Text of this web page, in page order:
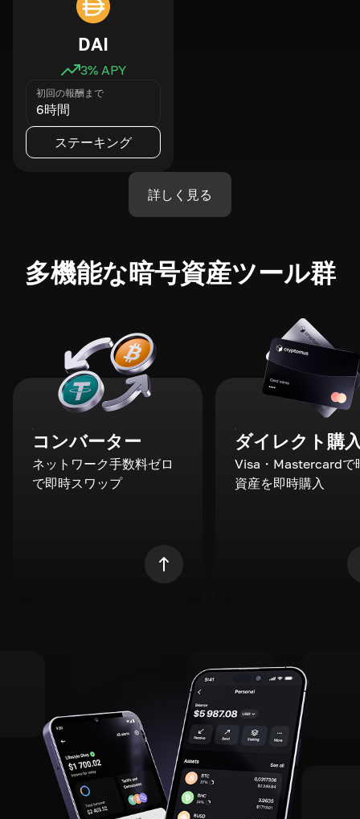
DAI
3% APY
初回の報酬まで
6時間
ステーキング
詳しく見る
多機能な暗号資産ツール群
コンバーター
ネットワーク手数料ゼロ
で即時スワップ
ダイレクト購
Visa・Mastercardで
資産を即時購入